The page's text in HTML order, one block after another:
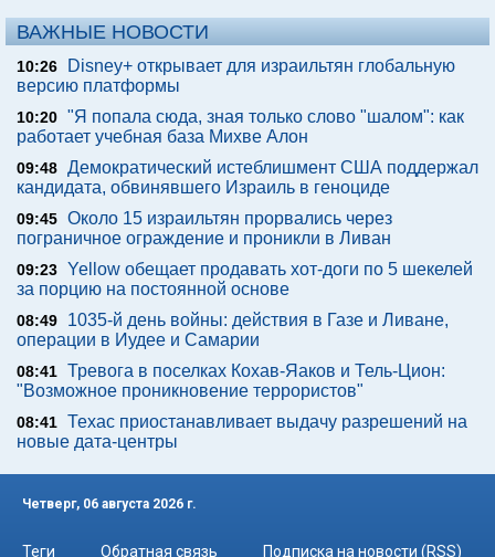
ВАЖНЫЕ НОВОСТИ
10:26
Disney+ открывает для израильтян глобальную
версию платформы
10:20 "Я попала сюда, зная только слово "шалом": как
работает учебная база Михве Алон
09:48 Демократический истеблишмент США поддержал
кандидата, обвинявшего Израиль в геноциде
09:45 Около 15 израильтян прорвались через
пограничное ограждение и проникли в Ливан
09:23 Yellow обещает продавать хот-доги по 5 шекелей
за порцию на постоянной основе
08:49
1035-й день войны: действия в Газе и Ливане,
операции в Иудее и Самарии
08:41 Тревога в поселках Кохав-Яаков и Тель-Цион:
"Возможное проникновение террористов"
08:41 Техас приостанавливает выдачу разрешений на
новые дата-центры
Четверг, 06 августа 2026 г.
Теги Обратная связь Подписка на новости (RSS)